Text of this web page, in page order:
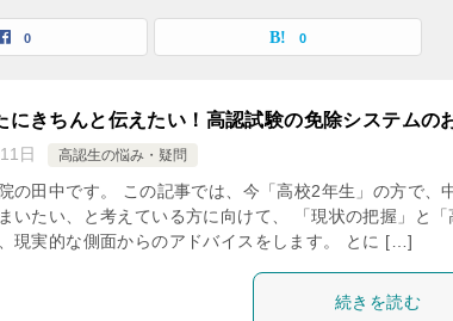
0 0
にきちんと伝えたい！高認試験の免除システムの
日 高認生の悩み・疑問
の田中です。 この記事では、今「高校2年生」の方で、
いたい、と考えている方に向けて、 「現状の把握」と「
現実的な側面からのアドバイスをします。 とに […]
続きを読む